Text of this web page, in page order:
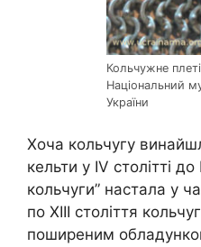
Кольчужне
Національний
України
Хоча кольчугу
кельти у ІV столітті
кольчуги” настала у
по ХІІІ століття
поширеним